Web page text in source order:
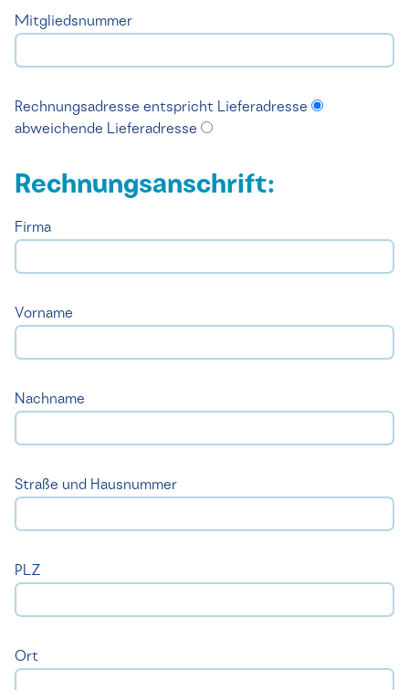
Mitgliedsnummer
Rechnungsadresse entspricht Lieferadresse
abweichende Lieferadresse
Rechnungsanschrift:
Firma
Vorname
Nachname
Straße und Hausnummer
PLZ
Ort